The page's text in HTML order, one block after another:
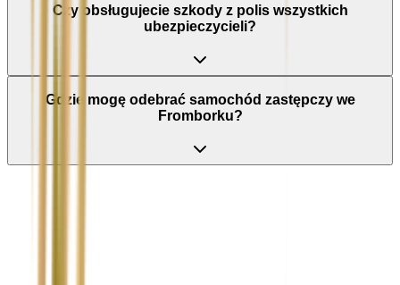
Czy obsługujecie szkody z polis wszystkich
ubezpieczycieli?
Gdzie mogę odebrać samochód zastępczy we
Fromborku?